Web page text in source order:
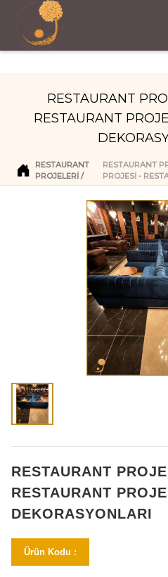
RESTAURANT
RESTAURANT
RESTAURANT
PROJELERI
RESTAURANT
PROJESİ -
RESTAURANT
RESTAURANT
DEKORASYONLARI
Ürün Kodu :